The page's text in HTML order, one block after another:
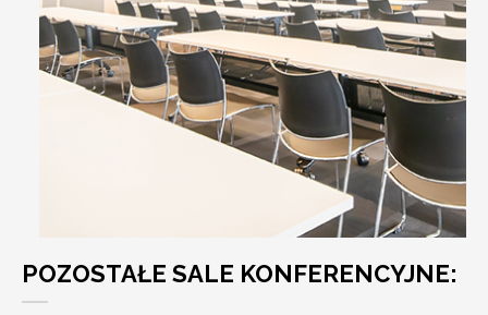
POZOSTAŁE SALE KONFERENCYJNE: